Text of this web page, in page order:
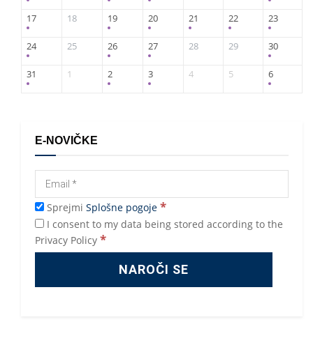
17 18 19 20 21 22 23
24 25 26 27 28 29 30
31 1 2 3 4 5 6
E-NOVIČKE
Sprejmi Splošne pogoje *
I consent to my data being stored according to the
Privacy Policy *